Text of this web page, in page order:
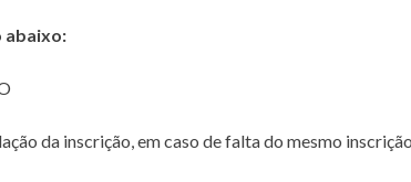
abaixo:
da inscrição, em caso de falta do mesmo